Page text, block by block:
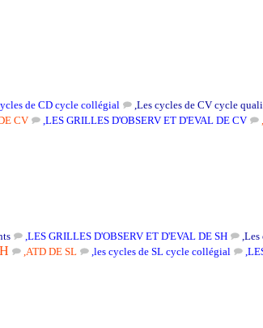
Les cycles de CV cycle
,
de CD cycle collégial
,
LES GRILLES D'OBSERV ET D'EVAL DE CV
,
CV
Les
,
LES GRILLES D'OBSERV ET D'EVAL DE SH
,
,
les cycles de SL cycle collégial
,
ATD DE SL
,